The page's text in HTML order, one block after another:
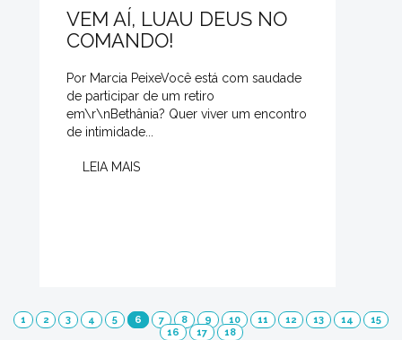
VEM AÍ, LUAU DEUS NO
COMANDO!
Por Marcia PeixeVocê está com saudade
de participar de um retiro
em\r\nBethânia? Quer viver um encontro
de intimidade...
LEIA MAIS
1 2 3 4 5 6 7 8 9 10 11 12 13 14
15
16
17 18